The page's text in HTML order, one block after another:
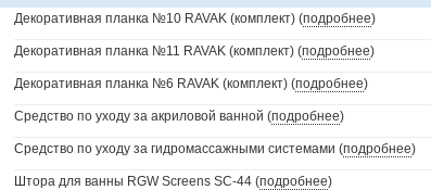
Декоративная планка №10 RAVAK (комплект) (подробнее)
Декоративная планка №11 RAVAK (комплект) (подробнее)
Декоративная планка №6 RAVAK (комплект) (подробнее)
Средство по уходу за акриловой ванной (подробнее)
Средство по уходу за гидромассажными системами (подробнее)
Штора для ванны RGW Screens SC-44 (подробнее)